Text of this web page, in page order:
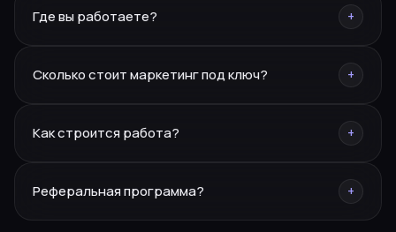
ключ.
Где вы работаете? +
и СНГ.
Сколько стоит маркетинг под ключ? +
подготовим персональное предложение.
Как строится работа? +
Персональный менеджер ведёт проект от начала до
Реферальная программа? +